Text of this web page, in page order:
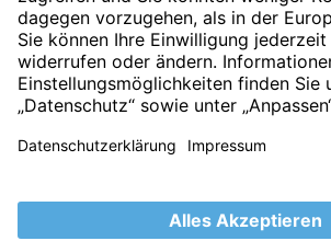
DatenschutzImpressumTechniklexikon